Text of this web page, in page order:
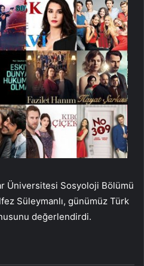
Üniversitesi Sosyoloji Bölümü
Süleymanlı, günümüz Türk
değerlendirdi.